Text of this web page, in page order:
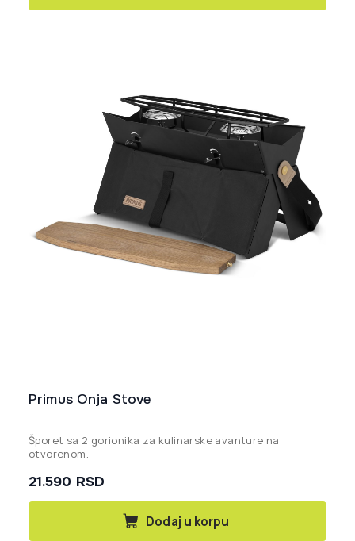
Primus Onja Stove
21.590 RSD
Šporet sa 2 gorionika za kulinarske avanture na
otvorenom.
Dodaj u korpu